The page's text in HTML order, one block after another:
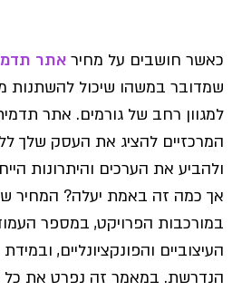
כאשר חושבים על מחיר אתר
שמדובר במשהו שיכול
למגוון רחב של גורמים. אתר
המרכזיים להציג את העסק שלך
ולהביע את הערכים והיתרונות
אך כמה זה באמת יעלה? המחיר
במורכבות הפרויקט, במספר
העיצוביים והפונקציונליים,
הנדרשת. במאמר זה נפרט את כל